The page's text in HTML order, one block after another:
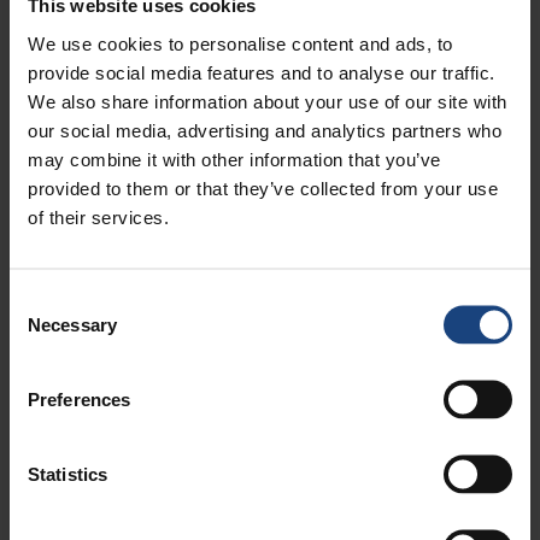
This website uses cookies
We use cookies to personalise content and ads, to
provide social media features and to analyse our traffic.
We also share information about your use of our site with
our social media, advertising and analytics partners who
may combine it with other information that you’ve
provided to them or that they’ve collected from your use
of their services.
Selection
Necessary
Preferences
Statistics
NOS RESSOURCES HUMAINES
Actuellement, 500 techniciens hautement qualifiés,
dûment formés et tous forts de plusieurs années